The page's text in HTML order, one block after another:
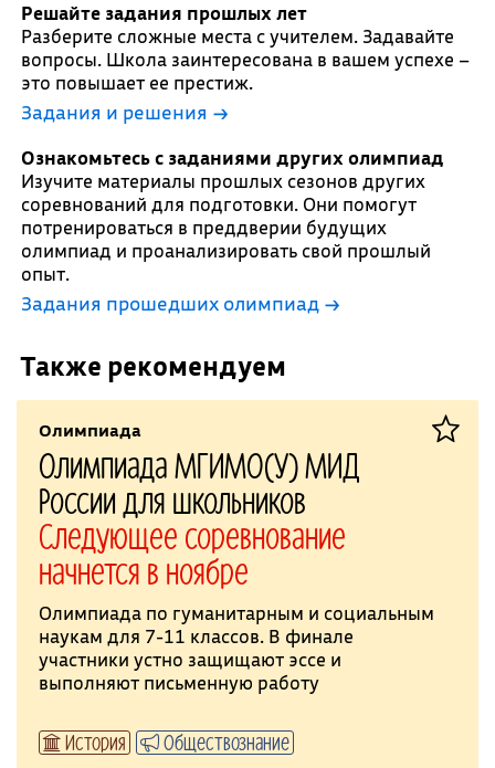
Решайте задания прошлых лет
Разберите сложные места с учителем. Задавайте
вопросы. Школа заинтересована в вашем успехе –
это повышает ее престиж.
Задания и решения →
Ознакомьтесь с заданиями других олимпиад
Изучите материалы прошлых сезонов других
соревнований для подготовки. Они помогут
потренироваться в преддверии будущих
олимпиад и проанализировать свой прошлый
опыт.
Задания прошедших олимпиад →
Также рекомендуем
Олимпиада
Олимпиада МГИМО(У) МИД
России для школьников
Следующее соревнование
начнется в ноябре
Олимпиада по гуманитарным и социальным
наукам для 7-11 классов. В финале
участники устно защищают эссе и
выполняют письменную работу
История Обществознание